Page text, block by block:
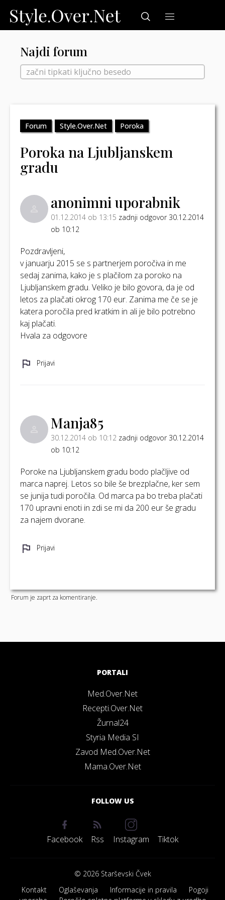
Najdi forum
Forum Style.Over.Net Poroka
Poroka na Ljubljanskem
gradu
anonimni uporabnik
01.12.2014 ob 13:15 zadnji odgovor 30.12.2014
ob 10:12
Pozdravljeni,
v januarju 2015 se s partnerjem poročiva in me
sedaj zanima, kako je s plačilom za poroko na
Ljubljanskem gradu. Veliko je bilo govora, da je od
letos za plačati okrog 170 eur. Zanima me če se je
katera poročila pred kratkim in ali je bilo potrebno
kaj plačati.
Hvala za odgovore
Prijavi
Manja85
30.12.2014 ob 10:12 zadnji odgovor 30.12.2014
ob 10:12
Poroke na Ljubljanskem gradu bodo plačljive od
marca naprej. Letos so bile še brezplačne, ker sem
se junija tudi poročila. Od marca pa bo treba plačati
170 upravni enoti in zdi se mi da 200 eur še gradu
za najem dvorane.
Prijavi
Forum je zaprt za komentiranje.
PORTALI
Med.Over.Net
Recepti.Over.Net
Žurnal24
Styria Media SI
Zavod Med.Over.Net
Mama.Over.Net
FOLLOW US
Facebook Rss Instagram Tiktok
© 2026 Starševski Čvek
Kontakt
Oglaševanja Informacije in pravila
Pogoji